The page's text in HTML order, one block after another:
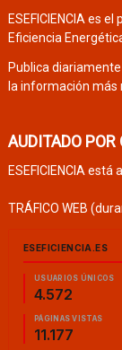
ESEFICIENCIA es
Eficiencia
Publica
la información más
AUDITADO POR
ESEFICIENCIA está
TRÁFICO WEB